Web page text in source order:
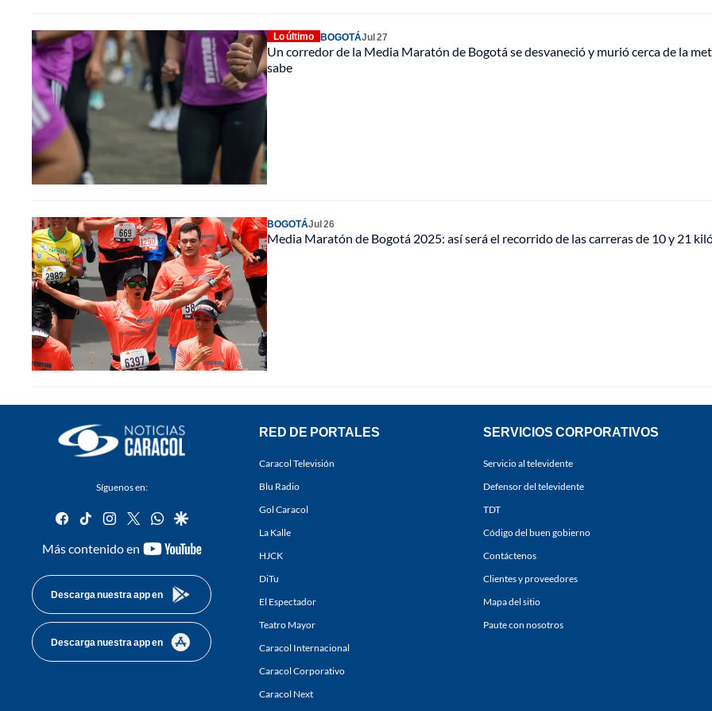
Lo último BOGOTÁJul 27
Un corredor de la Media Maratón de Bogotá se desvaneció y murió cerca de la
sabe
BOGOTÁJul 26
Media Maratón de Bogotá 2025: así será el recorrido de las carreras de 10 y 21
Síguenos en:
facebook
tiktok instagram
twitterwhatsapp
google
Más contenido en
youtube-
Descarga nuestra app en
Descarga nuestra app en
RED DE PORTALES
Caracol Televisión
Blu Radio
Gol Caracol
La Kalle
HJCK
DiTu
El Espectador
Teatro Mayor
Caracol Internacional
Caracol Corporativo
Caracol Next
SERVICIOS CORPORATIVOS
Servicio al televidente
Defensor del televidente
TDT
Código del buen gobierno
Contáctenos
Clientes y proveedores
Mapa del sitio
Paute con nosotros